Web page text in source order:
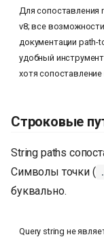
Для сопоставления
v8; все
документации path-
удобный
хотя
Строковые
String paths
Символы точки ( .
буквально.
Query string не